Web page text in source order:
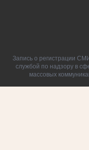
Запись о регистрации
службой по надзору в
массовых